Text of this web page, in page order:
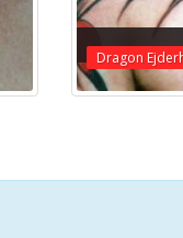
Dragon